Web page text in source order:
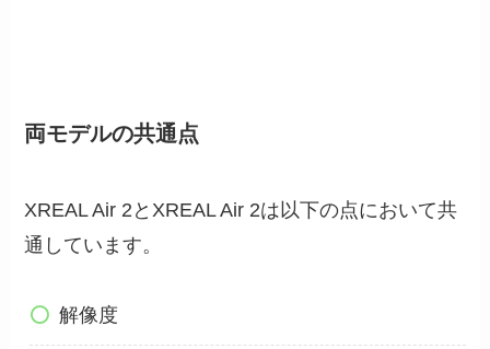
両モデルの共通点
XREAL Air 2とXREAL Air 2は以下の点において共
通しています。
解像度